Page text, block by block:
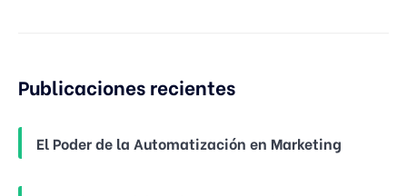
Publicaciones recientes
El Poder de la Automatización en Marketing